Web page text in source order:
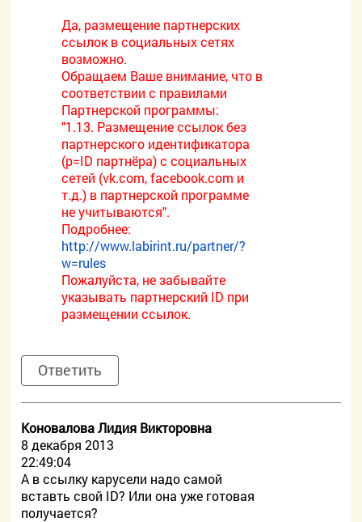
Да, размещение партнерских
ссылок в социальных сетях
возможно.
Обращаем Ваше внимание, что в
соответствии с правилами
Партнерской программы:
"1.13. Размещение ссылок без
партнерского идентификатора
(p=ID партнёра) с социальных
сетей (vk.com, facebook.com и
т.д.) в партнерской программе
не учитываются".
Подробнее:
http://www.labirint.ru/partner/?
w=rules
Пожалуйста, не забывайте
указывать партнерский ID при
размещении ссылок.
Ответить
Коновалова Лидия Викторовна
8 декабря 2013
22:49:04
А в ссылку карусели надо самой
вставть cвой ID? Или она уже готовая
получается?